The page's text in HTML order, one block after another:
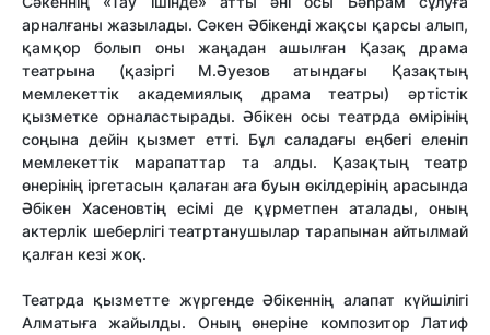
арналғаны жазылады. Сәкен Әбікенді жақсы қарсы алып,
қамқор болып оны жаңадан ашылған Қазақ драма
театрына (қазіргі М.Әуезов атындағы Қазақтың
мемлекеттік академиялық драма театры) әртістік
қызметке орналастырады. Әбікен осы театрда өмірінің
соңына дейін қызмет етті. Бұл саладағы еңбегі еленіп
мемлекеттік марапаттар та алды. Қазақтың театр
өнерінің іргетасын қалаған аға буын өкілдерінің арасында
Әбікен Хасеновтің есімі де құрметпен аталады, оның
актерлік шеберлігі театртанушылар тарапынан айтылмай
қалған кезі жоқ.
Театрда қызметте жүргенде Әбікеннің алапат күйшілігі
Алматыға жайылды. Оның өнеріне композитор Латиф